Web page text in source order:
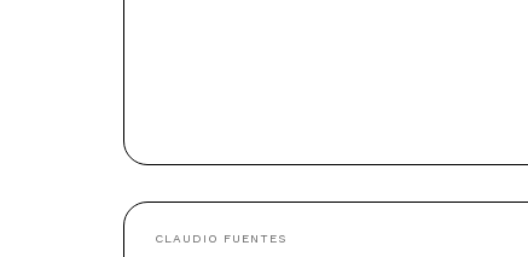
CLAUDIO FUENTES